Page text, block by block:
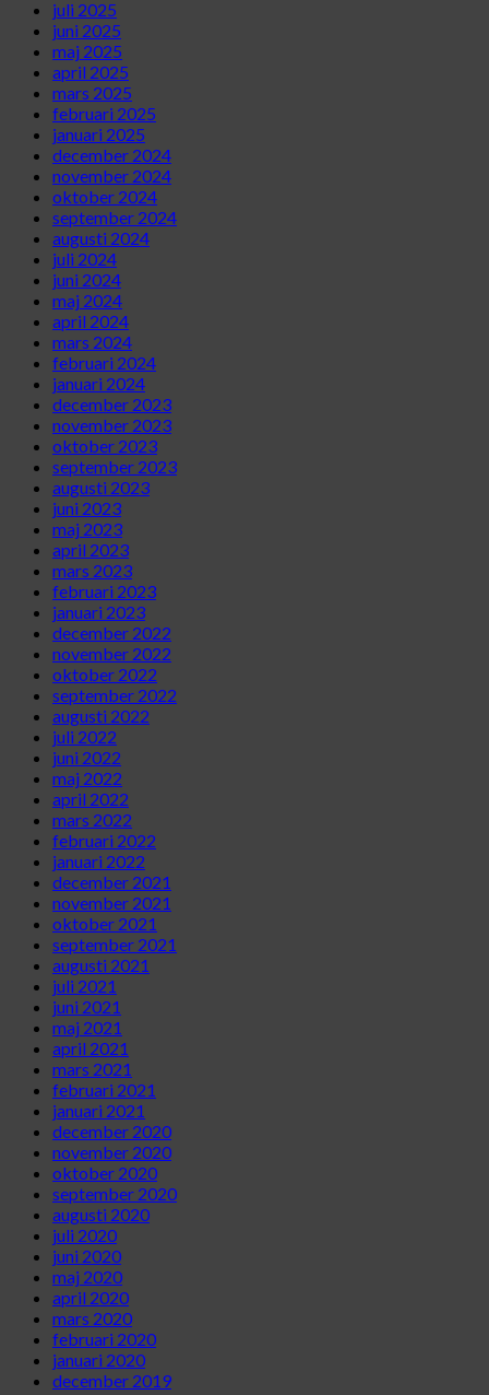
juli 2025
juni 2025
maj 2025
april 2025
mars 2025
februari 2025
januari 2025
december 2024
november 2024
oktober 2024
september 2024
augusti 2024
juli 2024
juni 2024
maj 2024
april 2024
mars 2024
februari 2024
januari 2024
december 2023
november 2023
oktober 2023
september 2023
augusti 2023
juni 2023
maj 2023
april 2023
mars 2023
februari 2023
januari 2023
december 2022
november 2022
oktober 2022
september 2022
augusti 2022
juli 2022
juni 2022
maj 2022
april 2022
mars 2022
februari 2022
januari 2022
december 2021
november 2021
oktober 2021
september 2021
augusti 2021
juli 2021
juni 2021
maj 2021
april 2021
mars 2021
februari 2021
januari 2021
december 2020
november 2020
oktober 2020
september 2020
augusti 2020
juli 2020
juni 2020
maj 2020
april 2020
mars 2020
februari 2020
januari 2020
december 2019